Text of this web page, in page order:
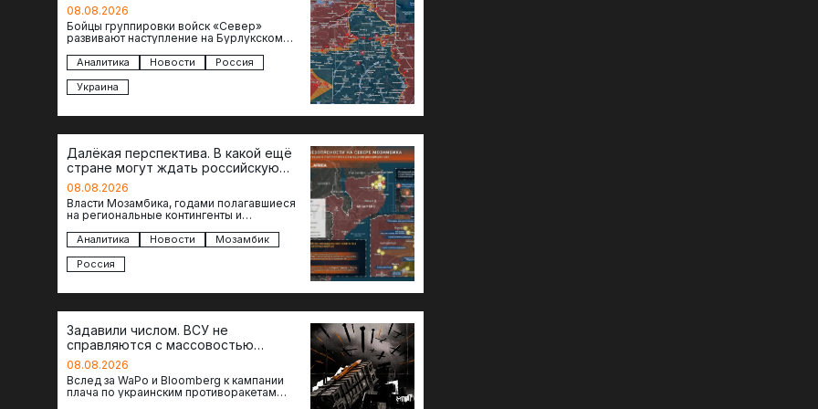
08.08.2026
Бойцы группировки войск «Север»
развивают наступление на Бурлукском
теснят противника сразу на нескольких
участках, создавая угрозу охвата…
Аналитика Новости
Россия
Украина
Далёкая перспектива. В какой ещё
стране могут ждать российскую
военную помощь?
08.08.2026
Власти Мозамбика, годами полагавшиеся
на региональные контингенты и
обращаются к российской стороне за
консультациями в…
Аналитика Новости
Мозамбик
Россия
Задавили числом. ВСУ не
справляются с массовостью
ударов?
08.08.2026
Вслед за WaPo и Bloomberg к кампании
плача по украинским противоракетам